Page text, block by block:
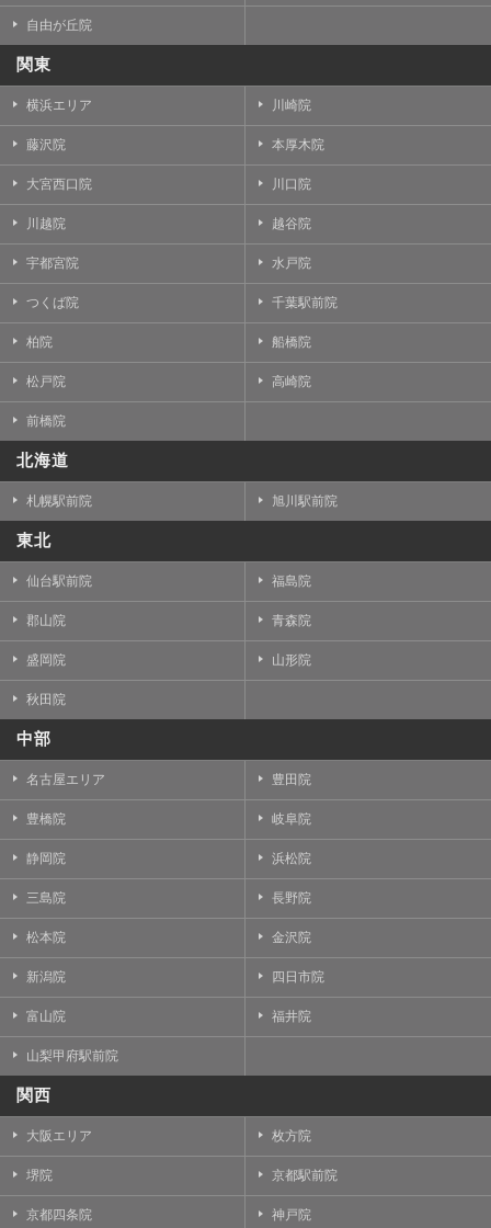
自由が丘院
関東
横浜エリア 川崎院
藤沢院 本厚木院
大宮西口院 川口院
川越院 越谷院
宇都宮院 水戸院
つくば院 千葉駅前院
柏院 船橋院
松戸院 高崎院
前橋院
北海道
札幌駅前院 旭川駅前院
東北
仙台駅前院 福島院
郡山院 青森院
盛岡院 山形院
秋田院
中部
名古屋エリア 豊田院
豊橋院 岐阜院
静岡院 浜松院
三島院 長野院
松本院 金沢院
新潟院 四日市院
富山院 福井院
山梨甲府駅前院
関西
大阪エリア 枚方院
堺院 京都駅前院
京都四条院 神戸院